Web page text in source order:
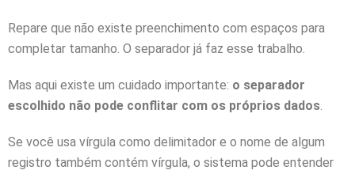
Repare que não existe preenchimento com espaços para
completar tamanho. O separador já faz esse trabalho.
Mas aqui existe um cuidado importante: o separador
escolhido não pode conflitar com os próprios dados
Se você usa vírgula como delimitador e o nome de algum
registro também contém vírgula, o sistema pode entender